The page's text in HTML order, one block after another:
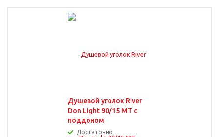
Душевой уголок River
Don Light 90/15 МТ с
поддоном
Достаточно